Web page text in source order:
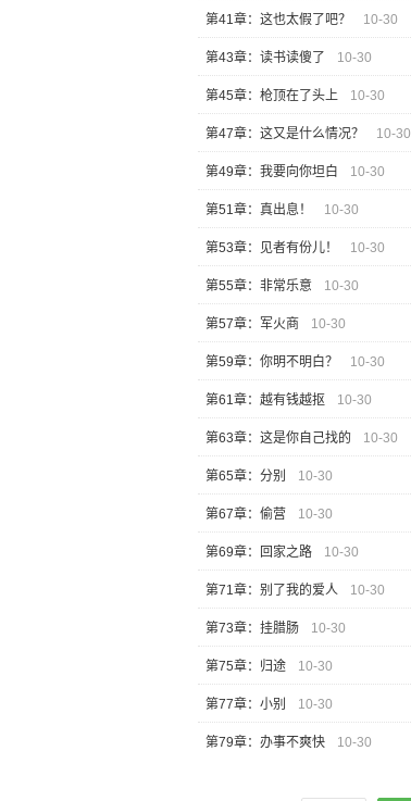
第41章：这也太假了吧？ 10-30
第43章：读书读傻了 10-30
第45章：枪顶在了头上 10-30
第47章：这又是什么情况？ 10-30
第49章：我要向你坦白 10-30
第51章：真出息！ 10-30
第53章：见者有份儿！ 10-30
第55章：非常乐意 10-30
第57章：军火商 10-30
第59章：你明不明白？ 10-30
第61章：越有钱越抠 10-30
第63章：这是你自己找的 10-30
第65章：分别 10-30
第67章：偷营 10-30
第69章：回家之路 10-30
第71章：别了我的爱人 10-30
第73章：挂腊肠 10-30
第75章：归途 10-30
第77章：小别 10-30
第79章：办事不爽快 10-30